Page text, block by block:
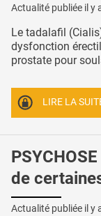
Actualité publiée il y
Le tadalafil
dysfonction
prostate pour
LIRE LA
de
Actualité publiée il y